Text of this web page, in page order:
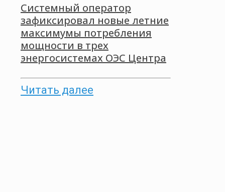
Системный оператор
зафиксировал новые летние
максимумы потребления
мощности в трех
энергосистемах ОЭС Центра
Читать далее